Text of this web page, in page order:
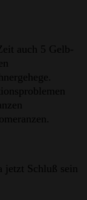
auch 5 Gelb-
jetzt Schluß sein